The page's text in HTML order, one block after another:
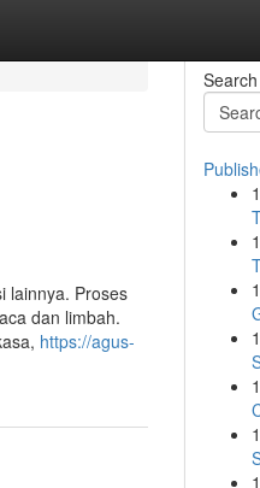
lainnya. Proses
dan limbah.
https://agus-
Search
1
1
1
1
1
1
1